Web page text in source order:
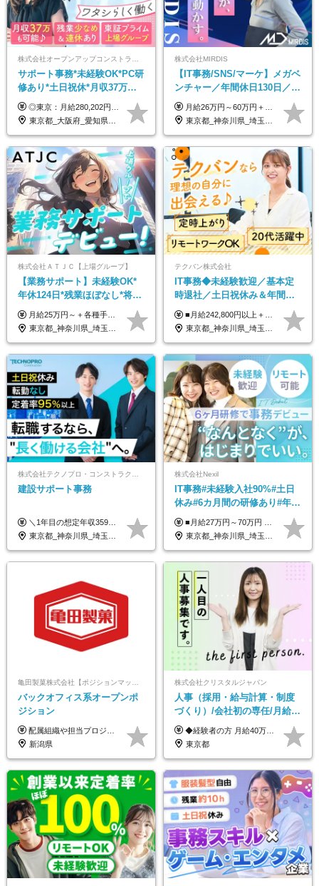
サポート事務*未経験OK*PC研
修あり*土日祝休*月収37万円
可*面接1回/o
◎東京：月給280,202円～402,430円 ◎大阪：月給269,824円～392,052円 ◎名古屋：月給285,967円～408,195円 ◎その他：月給265,212円～387,440円 ※試用期間3か月／待遇は研修期間中のみ変更あり （東京：23.9万円～、大阪：月給23.4万円～、名古屋：月給24.2万円～、その他：月給23.1万円～） ※固定残業代（配属後に支給）・一律手当を含む ※固定残業代は残業がない場合も支給し、超過分は別途支給する ※年齢、経験、能力を考慮し、支給額を決定します。
東京都_大阪府_愛知県_北海道_宮城県_新潟県_石川県_静岡県_広島県_福岡県_沖縄県
株式会社MIRDIS
【IT事務/SNS/マーケ】メガベ
ンチャー／年間休日130日／
SNS業務／リモート可能／未
経験◎
月給26万円～60万円＋賞与1回＋各種手当 ★Point：経験者の方は100％年収UPでの待遇提示も可能！ ※試用期間6カ月 ※期間中は月給23万円以上～スタート ※期間中は契約社員
東京都_神奈川県_埼玉県_千葉県
株式会社ＡＴＪＣ【上場グループ】
【業務サポート】未経験OK*
年休124日*残業ほぼなし*将来
活かせる専門スキル
月給25万円～＋各種手当（家族、資格、住宅など） ★ご経験をお持ちの方は前職給与保証！ ※試用期間は6ヶ月 ※上記には固定残業代（33,784円～／20時間分）を含みます。超過分は追加支給致します。 ※経験・スキル・能力を考慮して決定します。ご経験者の方の経験フェーズは不問です。 ＜各種手当＞ 住宅手当／家族手当／資格手当／特別手当など
東京都_神奈川県_埼玉県_千葉県
テクバン株式会社
IT事務◆未経験歓迎／基本定
時退社／土日祝休み＆年間休
日123日／賞与年2回／研修制
度充実／リモートOK
■月給242,800円以上＋諸手当＋賞与年2回＋業績賞与 ※固定残業代32,813円～/20時間分を含む ※超過分は別途支給 ※経験・年齢を考慮の上、当社規定により決定 ※試用期間6ヵ月間（待遇に差異なし）
東京都_神奈川県_埼玉県_千葉県
株式会社テクノプロ・コンストラクション
建設サポート事務
＼1年目の想定年収359万円～407万円／ 下記(1)～(3)のいずれかを、ご希望や適性を考慮したうえで決定します。 (1)月給23万1,000円＋賞与年2回（計2ヶ月分） (2)月給26万5,000円＋賞与なし （一律支給の業績手当6万6,200円を含む） (3)月給29万5,675円＋賞与なし （一律支給の業績手当6万6,200円＋固定残業手当15時間分／3万675円を含む※超過分は別途支給） ▼(3)の場合の入社時研修中の給与 月給26万5,000円＋賞与なし （一律支給の業績手当6万6,200円を含む） ※試用期間は2ヶ月間です。 期間中の給与・待遇に変更はありません。
東京都_神奈川県_埼玉県_千葉県_大阪府_愛知県_北海道_青森県_岩手県_宮城県_秋田県_山形県_福島県_茨城県_栃木県_群馬県_新潟県_山梨県_長野県_富山県_石川県_福井県_静岡県_岐阜県_三重県_兵庫県_京都府_滋賀県_奈良県_和歌山県_広島県_岡山県_鳥取県_島根県_山口県_徳島県_香川県_愛媛県_高知県_福岡県_熊本県_佐賀県_長崎県_大分県_宮崎県_鹿児島県_沖縄県
株式会社Nexil
IT事務#未経験入社90%#土日
休み#6カ月間の研修あり#年休
125日以上#残業月5h以下#リ
モート可
■月給27万円～70万円 ※経験・スキルなどを考慮して決定します。 ※上記金額には固定残業代（月15時間相当分／26,300円～73,500円）を含みます。 超過分は別途支給します。 ★最大200万円の昇給アップを叶えたメンバーも！ ￣￣￣V￣￣￣￣￣￣￣￣￣￣￣￣￣￣￣￣￣￣￣ 社員の頑張りはしっかり評価・還元！ はじめは経験がなくても、頑張り次第で早期キャリアアップも狙える環境が充実！ 実際に、昇給で最大200万円給与が上がった先輩社員も活躍中！ 社員のモチベーションも高く維持しながら働けます◎ ★一人でも多くの方とお会いしたいと考えています！ ￣￣￣V￣￣￣￣￣￣￣￣￣￣￣￣￣￣￣￣￣￣￣￣ 現在活躍中の先輩たちの前職は、営業や飲食、 美容師や銀行員、アパレル店員など、多彩！ パソコンが苦手だったメンバーも今では第一線で活躍中です！
東京都_神奈川県_埼玉県_千葉県_大阪府_愛知県_北海道_青森県_岩手県_宮城県_秋田県_山形県_福島県_茨城県_栃木県_群馬県_新潟県_山梨県_長野県_富山県_石川県_福井県_静岡県_岐阜県_三重県_兵庫県_京都府_滋賀県_奈良県_和歌山県_広島県_岡山県_鳥取県_島根県_山口県_徳島県_香川県_愛媛県_高知県_福岡県_熊本県_佐賀県_長崎県_大分県_宮崎県_鹿児島県_沖縄県
バックオフィス系オープンポ
ジション
配属組織や担当プロジェクトにより異なります。 想定年収：450万円～1100万円 ※ご経験やスキルに応じて決定します。 ※上記想定年収はあくまでも目安の金額であり、 選考を通じて上下する可能性があります。
新潟県
株式会社クリスタルジャパン
人事（採用・給与計算・制度
づくり）/会社初の専任/月給40
万円～可/残業10h/土日祝休み/
年休120日以上
◆経験者の方 月給40万円～65万円＋賞与年2回 【給与イメージ】 人事経験5年程度：月給45万円～ ◆未経験の方 月給35万円～65万円＋賞与年2回 ※経験・スキルを考慮のうえ、優遇いたします。 ※試用期間は3ヶ月です。期間中の給与・待遇に変更はありません。 ※上記月給には、固定残業代（月45時間分／8.8万円～16.5万円）を含みます。 ※固定残業時間を超過した場合は、超過分を別途全額支給いたします。 【固定残業代について】 固定残業45時間分（88,000円～165,000円）を含む ※超過分は別途全額支給
東京都